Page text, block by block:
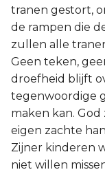
tranen gestort,
de rampen die
zullen alle
Geen teken,
droefheid blijft
tegenwoordige
maken kan.
eigen zachte
Zijner kinderen
niet willen